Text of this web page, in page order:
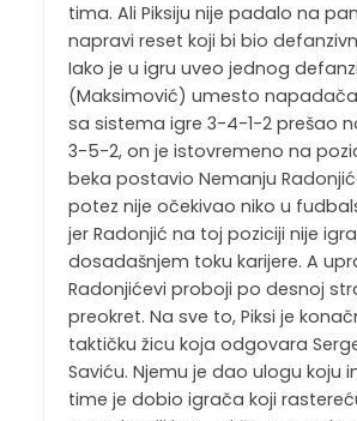
tima. Ali Piksiju nije padalo na
napravi reset koji bi bio
Iako je u igru uveo jednog
(Maksimović) umesto
sa sistema igre 3-4-1-2 prešao
3-5-2, on je istovremeno na
beka postavio Nemanju
potez nije očekivao niko u
jer Radonjić na toj poziciji nije
dosadašnjem toku karijere. A
Radonjićevi proboji po desnoj
preokret. Na sve to, Piksi je
taktičku žicu koja odgovara
Saviću. Njemu je dao ulogu koju
time je dobio igrača koji